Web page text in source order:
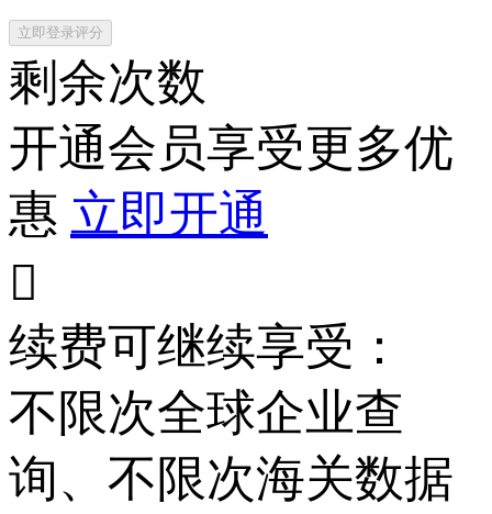
立即登录评分
剩余次数
开通会员享受更多优
惠 立即开通

续费可继续享受：
不限次全球企业查
询、 不限次海关数据